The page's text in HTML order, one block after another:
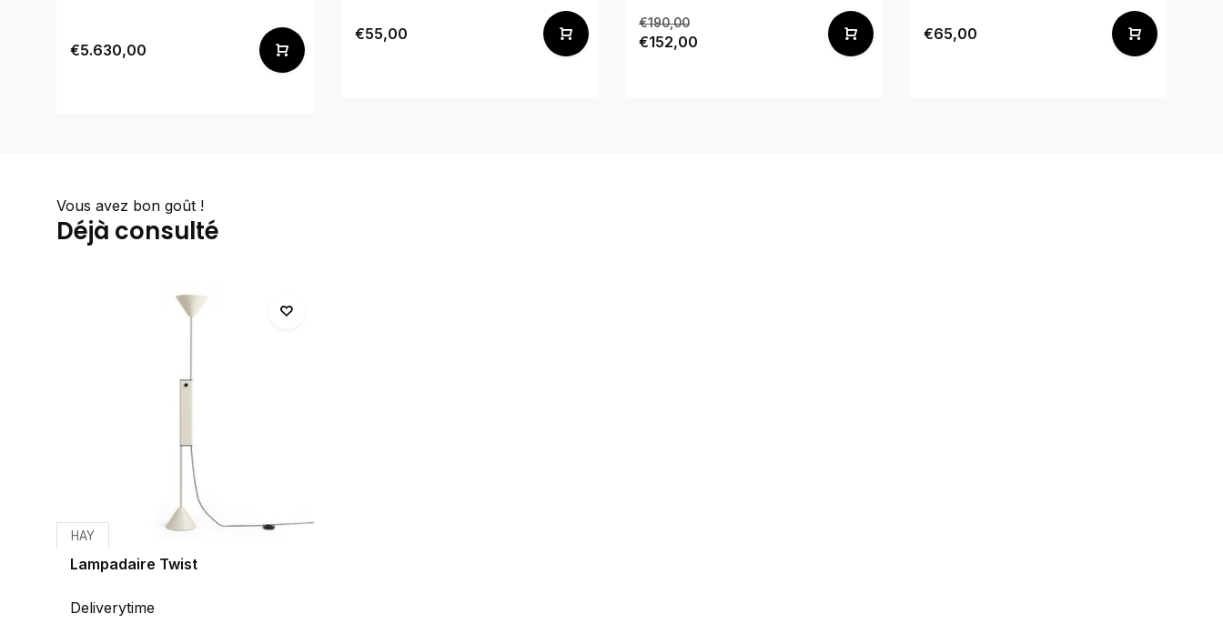
€5.630,00
€55,00
€190,00
€152,00 €65,00
Vous avez bon goût !
Déjà consulté
HAY
Lampadaire Twist
Deliverytime